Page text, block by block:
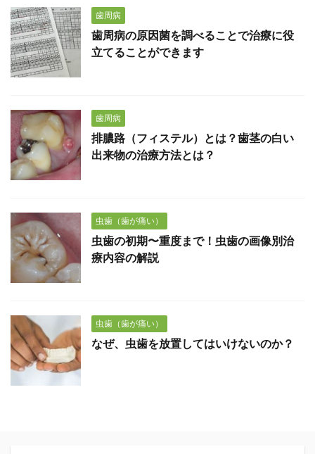
歯周病
歯周病の原因菌を調べることで治療に役
立てることができます
歯周病
排膿路（フィステル）とは？歯茎の白い
出来物の治療方法とは？
虫歯（歯が痛い）
虫歯の初期〜重度まで！虫歯の画像別治
療内容の解説
虫歯（歯が痛い）
なぜ、虫歯を放置してはいけないのか？